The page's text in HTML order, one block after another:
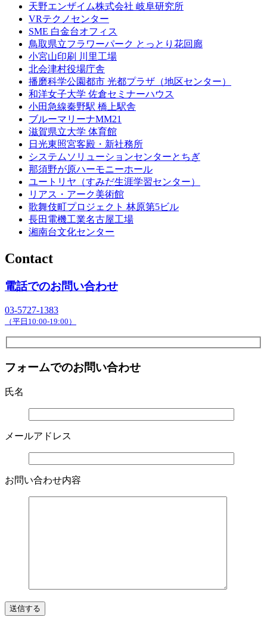
天野エンザイム株式会社 岐阜研究所
VRテクノセンター
SME 白金台オフィス
鳥取県立フラワーパーク とっとり花回廊
小宮山印刷 川里工場
北会津村役場庁舎
播磨科学公園都市 光都プラザ（地区センター）
和洋女子大学 佐倉セミナーハウス
小田急線秦野駅 橋上駅舎
ブルーマリーナMM21
滋賀県立大学 体育館
日光東照宮客殿・新社務所
システムソリューションセンターとちぎ
那須野が原ハーモニーホール
ユートリヤ（すみだ生涯学習センター）
リアス・アーク美術館
歌舞伎町プロジェクト 林原第5ビル
長田電機工業名古屋工場
湘南台文化センター
Contact
電話でのお問い合わせ
03-5727-1383
（平日10:00-19:00）
フォームでのお問い合わせ
氏名
メールアドレス
お問い合わせ内容